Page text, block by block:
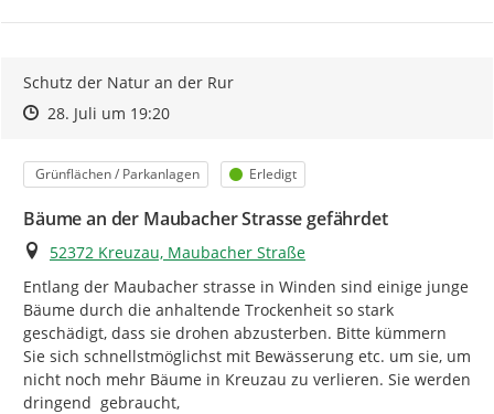
Schutz der Natur an der Rur
Zeitpunkt des Erstellens
Zeitpunkt des Erstellens
28. Juli um 19:20Zur Äußerung
Kategorie
Grünflächen / Parkanlagen Status
Erledigt
Bäume an der Maubacher Strasse gefährdet
Ort
52372 Kreuzau, Maubacher Straße
Entlang der Maubacher strasse in Winden sind einige junge
Bäume durch die anhaltende Trockenheit so stark
geschädigt, dass sie drohen abzusterben. Bitte kümmern
Sie sich schnellstmöglichst mit Bewässerung etc. um sie, um
nicht noch mehr Bäume in Kreuzau zu verlieren. Sie werden
dringend  gebraucht,